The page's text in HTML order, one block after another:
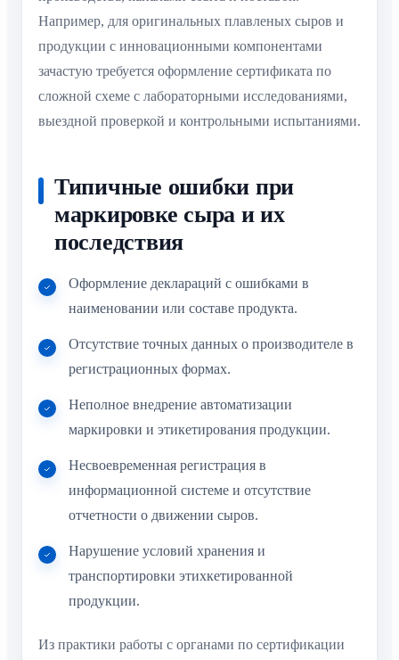
Например, для оригинальных плавленых сыров и
продукции с инновационными компонентами
зачастую требуется оформление сертификата по
сложной схеме с лабораторными исследованиями,
выездной проверкой и контрольными испытаниями.
Типичные ошибки при
маркировке сыра и их
последствия
Оформление деклараций с ошибками в
наименовании или составе продукта.
Отсутствие точных данных о производителе в
регистрационных формах.
Неполное внедрение автоматизации
маркировки и этикетирования продукции.
Несвоевременная регистрация в
информационной системе и отсутствие
отчетности о движении сыров.
Нарушение условий хранения и
транспортировки этихкетированной
продукции.
Из практики работы с органами по сертификации